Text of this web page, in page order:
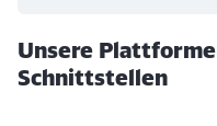
Unsere
Schnittstellen